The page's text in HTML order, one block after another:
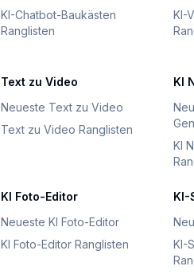
KI-Chatbot-Baukästen
Ranglisten
KI-
Text zu Video
Neueste Text zu Video
Text zu Video Ranglisten
KI
KI
KI Foto-Editor
Neueste KI Foto-Editor
KI Foto-Editor Ranglisten
KI-
KI-